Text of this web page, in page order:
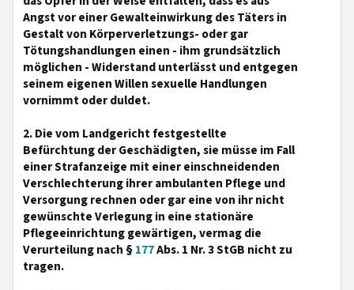
Angst vor einer Gewalteinwirkung des Täters in
Gestalt von Körperverletzungs- oder gar
Tötungshandlungen einen - ihm grundsätzlich
möglichen - Widerstand unterlässt und entgegen
seinem eigenen Willen sexuelle Handlungen
vornimmt oder duldet.
2. Die vom Landgericht festgestellte
Befürchtung der Geschädigten, sie müsse im Fall
einer Strafanzeige mit einer einschneidenden
Verschlechterung ihrer ambulanten Pflege und
Versorgung rechnen oder gar eine von ihr nicht
gewünschte Verlegung in eine stationäre
Pflegeeinrichtung gewärtigen, vermag die
Verurteilung nach §177Abs. 1 Nr. 3 StGB nicht zu
tragen.